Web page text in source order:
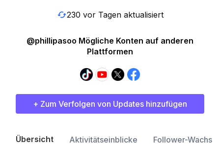
230 vor Tagen aktualisiert
@phillipasoo Mögliche Konten auf anderen
Plattformen
+ Zum Verfolgen von Updates hinzufügen
Übersicht Aktivitätseinblicke Follower-